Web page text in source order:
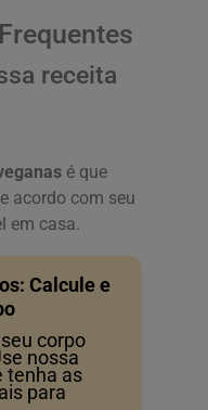
receita
é que
acordo com seu
em casa.
Calcule e
corpo
nossa
tenha as
para